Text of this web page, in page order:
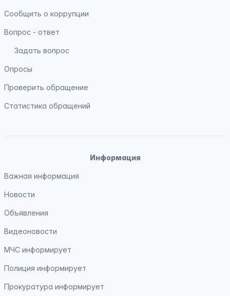
Сообщить о коррупции
Вопрос - ответ
Задать вопрос
Опросы
Проверить обращение
Статистика обращений
Информация
Важная информация
Новости
Объявления
Видеоновости
МЧС информирует
Полиция информирует
Прокуратура информирует